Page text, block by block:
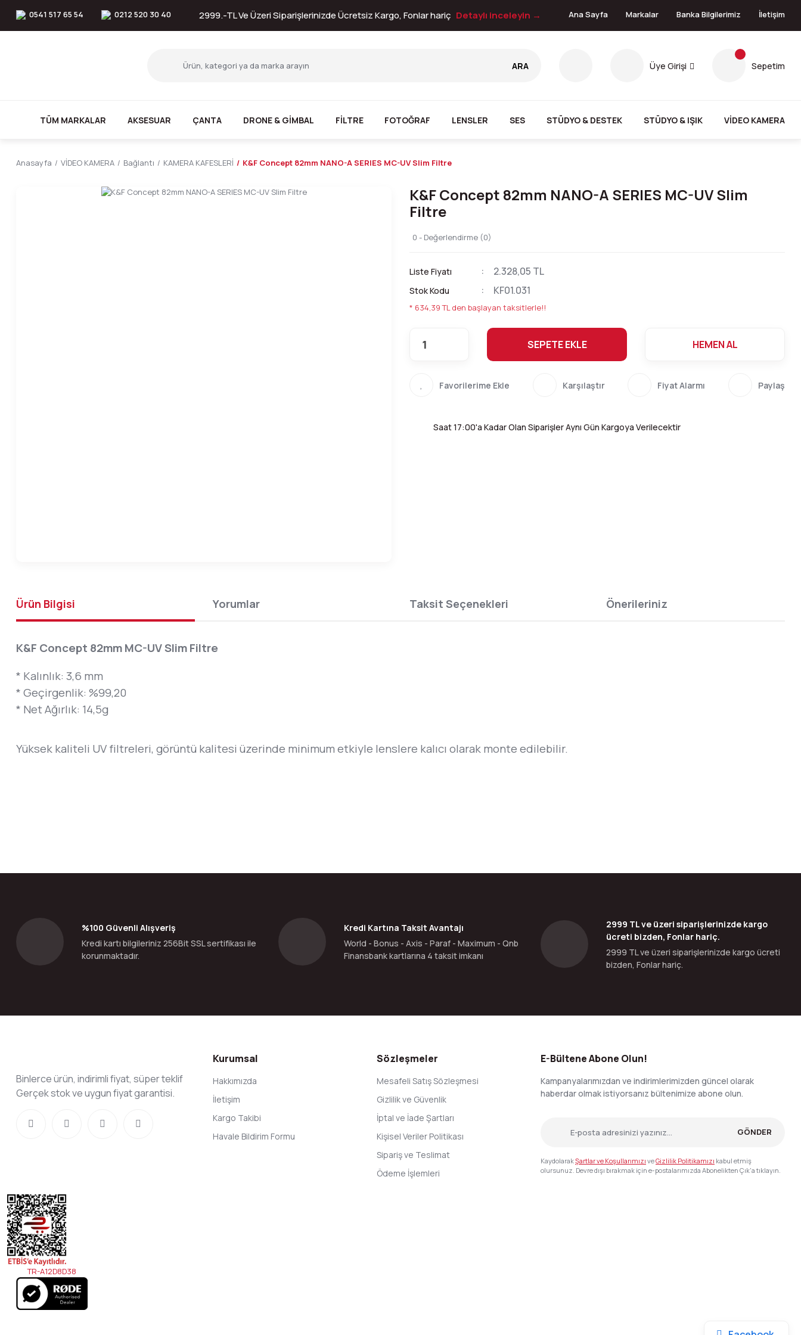
0541 517 65 54 0212 520 30 40 2999.-TL Ve Üzeri Siparişlerinizde Ücretsiz Kargo, Fonlar hariç Detaylı inceleyin → Ana Sayfa Markalar Banka Bilgilerimiz İletişim
ARA Üye Girişi Sepetim
TÜM MARKALAR AKSESUAR ÇANTA DRONE & GİMBAL FİLTRE FOTOĞRAF LENSLER SES STÜDYO & DESTEK STÜDYO & IŞIK VİDEO KAMERA
Anasayfa VİDEO KAMERA Bağlantı KAMERA KAFESLERİ K&F Concept 82mm NANO-A SERIES MC-UV Slim Filtre
K&F Concept 82mm NANO-A SERIES MC-UV Slim
Filtre
0 - Değerlendirme (0)
Liste Fiyatı 2.328,05 TL
Stok Kodu KF01.031
* 634,39 TL den başlayan taksitlerle!!
SEPETE EKLE HEMEN AL
Karşılaştır Fiyat Alarmı Paylaş
Saat 17:00'a Kadar Olan Siparişler Aynı Gün Kargoya Verilecektir
Ürün Bilgisi Yorumlar Taksit Seçenekleri Önerileriniz
K&F Concept 82mm MC-UV Slim Filtre
* Kalınlık: 3,6 mm
* Geçirgenlik: %99,20
* Net Ağırlık: 14,5g
Yüksek kaliteli UV filtreleri, görüntü kalitesi üzerinde minimum etkiyle lenslere kalıcı olarak monte edilebilir.
Ürün fiyatı diğer sitelerden daha pahalı.
Bu ürüne benzer farklı alternatifler olmalı.
%100 Güvenli Alışveriş
Kredi kartı bilgileriniz 256Bit SSL sertifikası ile
korunmaktadır.
Kredi Kartına Taksit Avantajı
World - Bonus - Axis - Paraf - Maximum - Qnb
Finansbank kartlarına 4 taksit imkanı
2999 TL ve üzeri siparişlerinizde kargo
ücreti bizden, Fonlar hariç.
2999 TL ve üzeri siparişlerinizde kargo ücreti
bizden, Fonlar hariç.
Binlerce ürün, indirimli fiyat, süper teklif
Gerçek stok ve uygun fiyat garantisi.
Kurumsal
Hakkımızda
İletişim
Kargo Takibi
Havale Bildirim Formu
Sözleşmeler
Mesafeli Satış Sözleşmesi
Gizlilik ve Güvenlik
İptal ve İade Şartları
Kişisel Veriler Politikası
Sipariş ve Teslimat
Ödeme İşlemleri
E-Bültene Abone Olun!
Kampanyalarımızdan ve indirimlerimizden güncel olarak
haberdar olmak istiyorsanız bültenimize abone olun.
GÖNDER
KaydolarakŞartlar ve Koşullarımızı veGizlilik Politikamızı kabul etmiş
olursunuz. Devre dışı bırakmak için e-postalarımızda Abonelikten Çık'a tıklayın.
TR-A12D8D38